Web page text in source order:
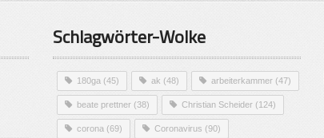
Schlagwörter-Wolke
180ga (45) ak (48) arbeiterkammer (47)
beate prettner (38) Christian Scheider (124)
corona (69) Coronavirus (90)